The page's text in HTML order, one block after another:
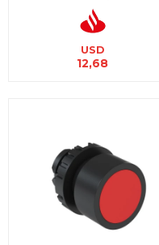
USD
12,68